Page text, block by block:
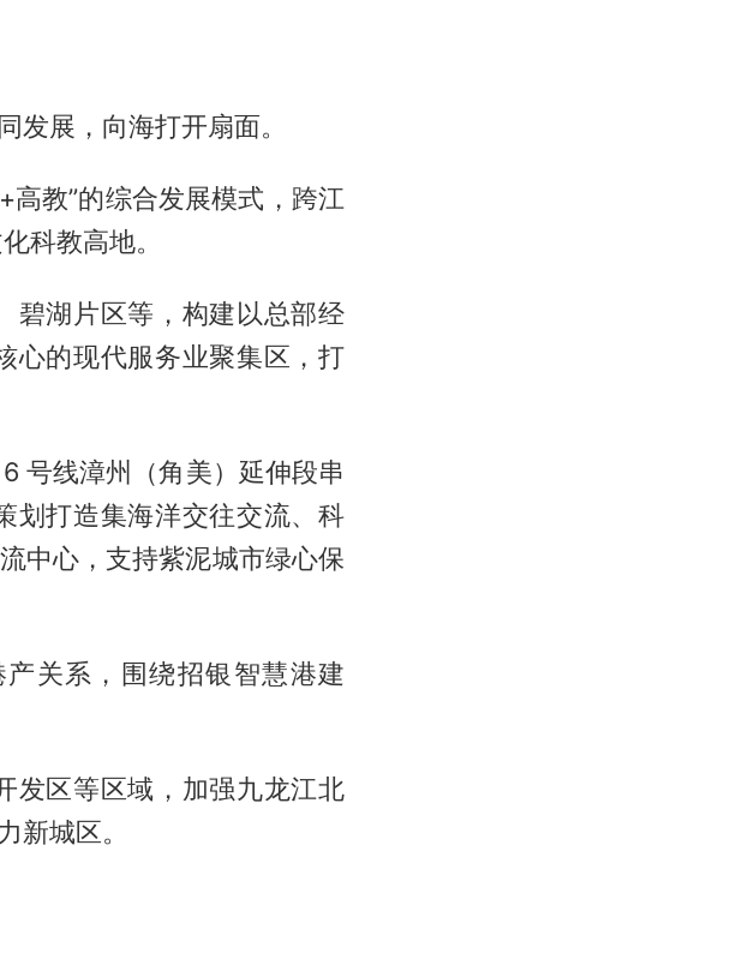
展，向海打开扇面。
教”的综合发展模式，跨江
科教高地。
碧湖片区等，构建以总部经
心的现代服务业聚集区，打
号线漳州（角美）延伸段串
划打造集海洋交往交流、科
中心，支持紫泥城市绿心保
关系，围绕招银智慧港建
发区等区域，加强九龙江北
新城区。